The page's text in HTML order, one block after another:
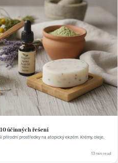
účinných řešení
prostředky na atopický ekzém. Krémy, oleje,
13 min read